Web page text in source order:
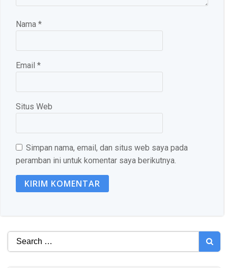
Nama *
Email *
Situs Web
Simpan nama, email, dan situs web saya pada
peramban ini untuk komentar saya berikutnya.
Search
for: